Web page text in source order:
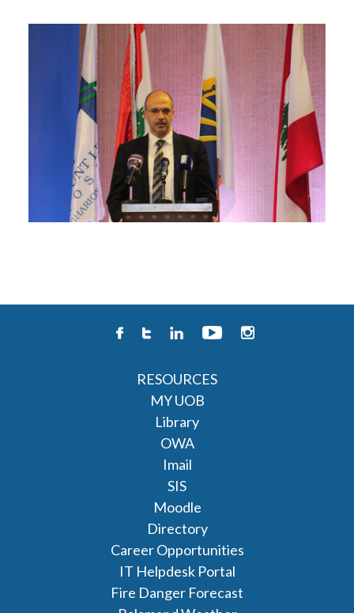
RESOURCES
MY UOB
Library
OWA
Imail
SIS
Moodle
Directory
Career Opportunities
IT Helpdesk Portal
Fire Danger Forecast